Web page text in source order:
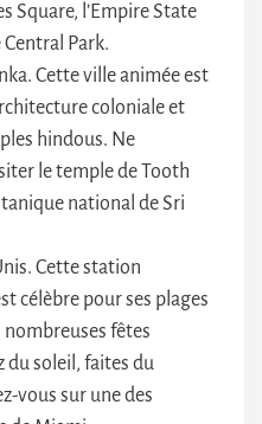
Square, l’Empire State
Park.
Cette ville animée est
coloniale et
hindous. Ne
le temple de Tooth
national de Sri
Cette station
célèbre pour ses plages
fêtes
du soleil, faites du
vous sur une des